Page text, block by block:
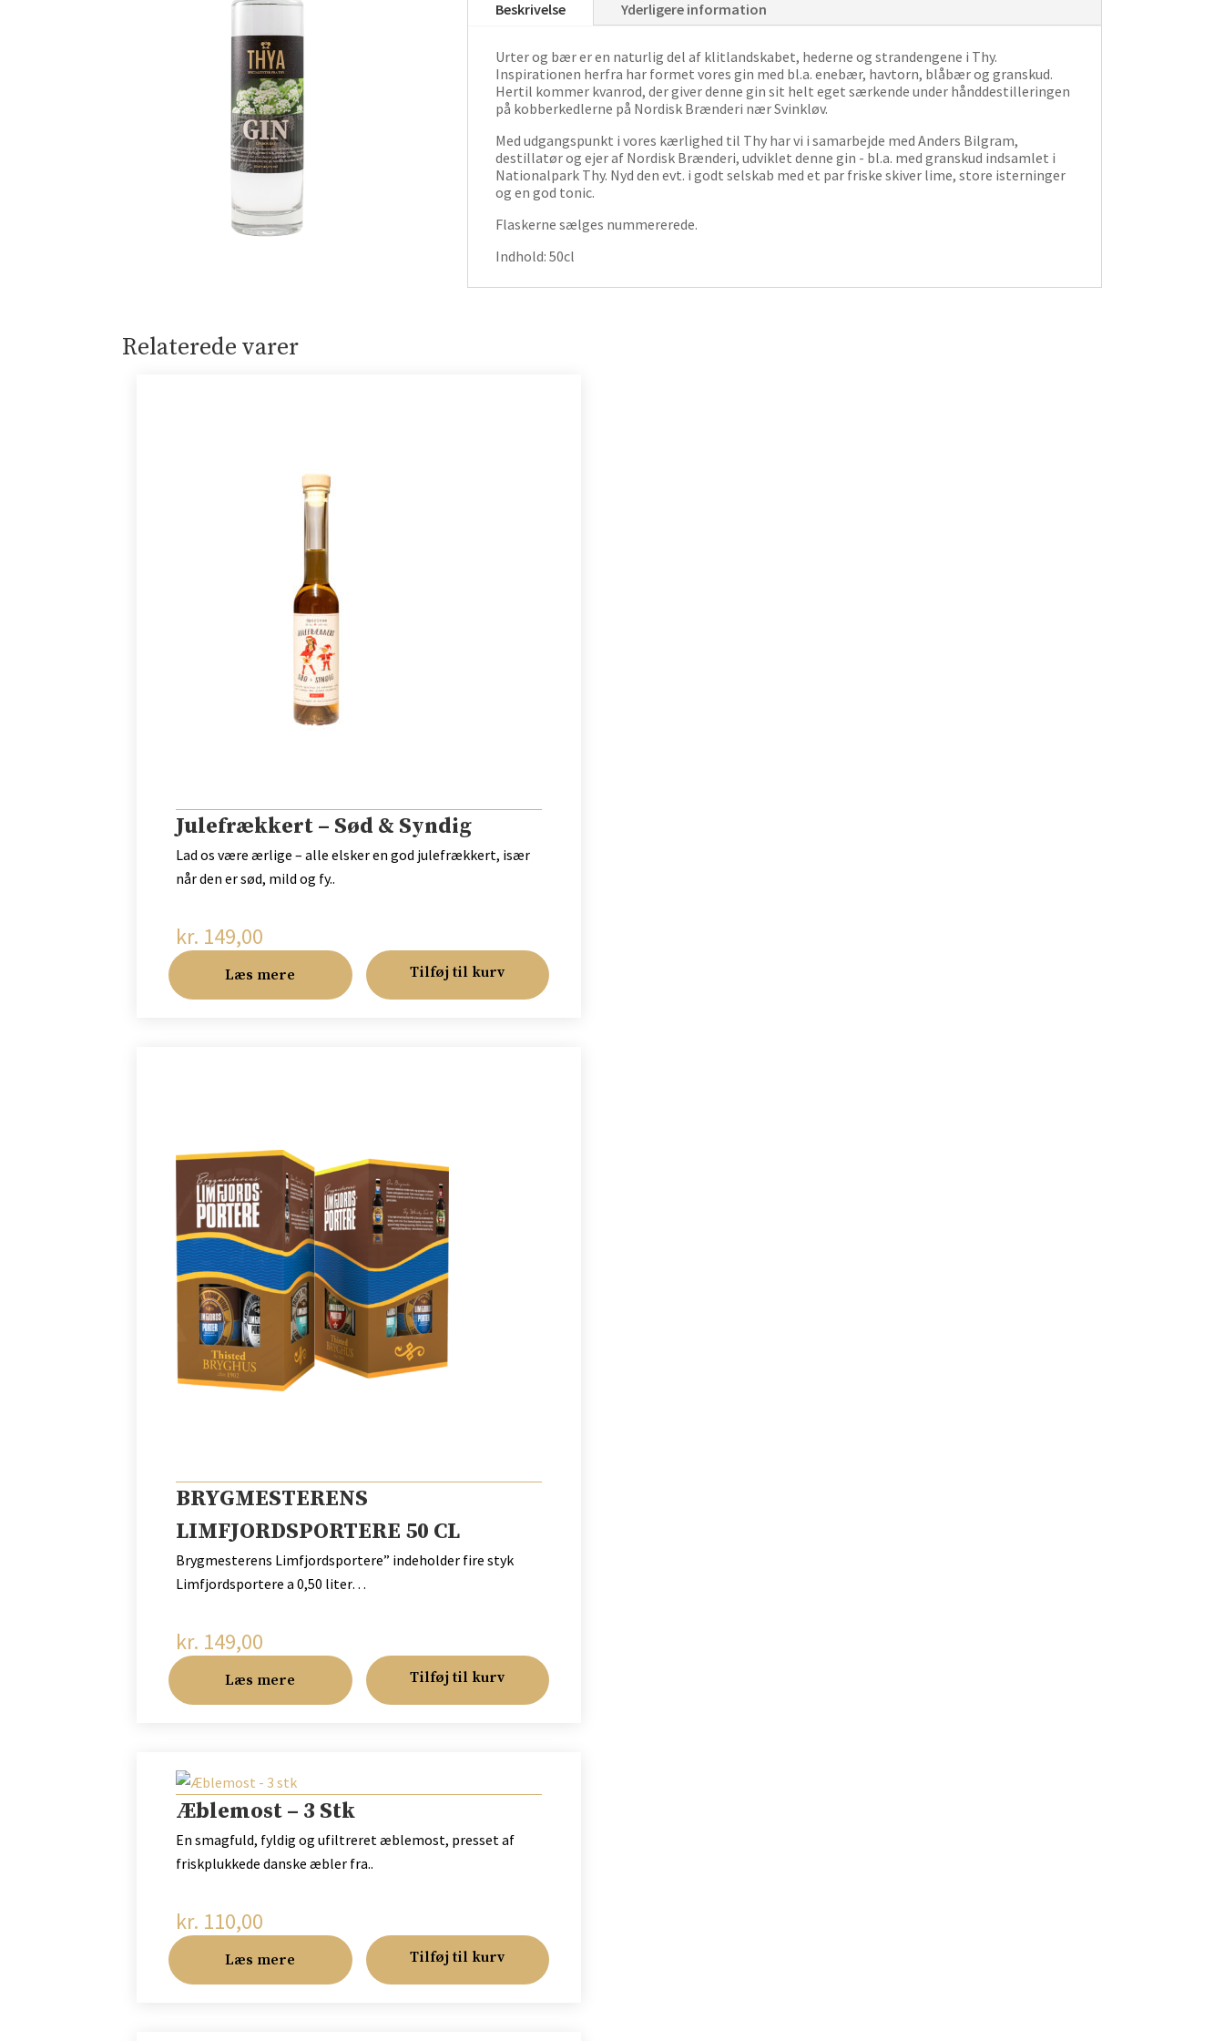
Beskrivelse Yderligere information
Urter og bær er en naturlig del af klitlandskabet, hederne og strandengene i Thy.
Inspirationen herfra har formet vores gin med bl.a. enebær, havtorn, blåbær og granskud.
Hertil kommer kvanrod, der giver denne gin sit helt eget særkende under hånddestilleringen
på kobberkedlerne på Nordisk Brænderi nær Svinkløv.
Med udgangspunkt i vores kærlighed til Thy har vi i samarbejde med Anders Bilgram,
destillatør og ejer af Nordisk Brænderi, udviklet denne gin - bl.a. med granskud indsamlet i
Nationalpark Thy. Nyd den evt. i godt selskab med et par friske skiver lime, store isterninger
og en god tonic.
Flaskerne sælges nummererede.
Indhold: 50cl
Relaterede varer
Julefrækkert – Sød & Syndig
Lad os være ærlige – alle elsker en god julefrækkert, især
når den er sød, mild og fy..
kr. 149,00
Læs mere Tilføj til kurv
BRYGMESTERENS
LIMFJORDSPORTERE 50 CL
Brygmesterens Limfjordsportere” indeholder fire styk
Limfjordsportere a 0,50 liter…
kr. 149,00
Læs mere Tilføj til kurv
Æblemost – 3 Stk
En smagfuld, fyldig og ufiltreret æblemost, presset af
friskplukkede danske æbler fra..
kr. 110,00
Læs mere Tilføj til kurv